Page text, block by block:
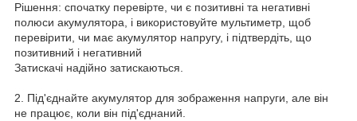
Рішення: спочатку перевірте, чи є позитивні та негативні
полюси акумулятора, і використовуйте мультиметр, щоб
перевірити, чи має акумулятор напругу, і підтвердіть, що
позитивний і негативний
Затискачі надійно затискаються.
2. Під'єднайте акумулятор для зображення напруги, але він
не працює, коли він під'єднаний.